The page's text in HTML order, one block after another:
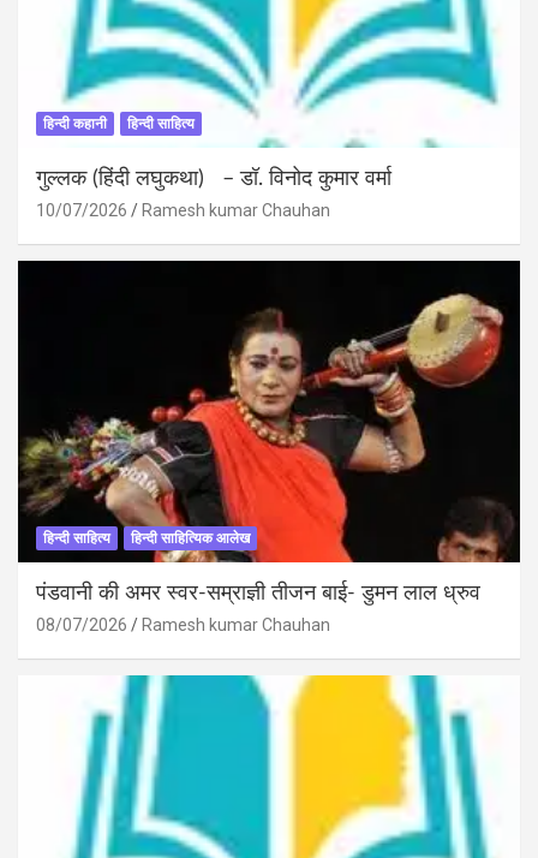
हिन्दी कहानी हिन्दी साहित्य
गुल्लक (हिंदी लघुकथा) – डॉ. विनोद कुमार वर्मा
10/07/2026 Ramesh kumar Chauhan
हिन्दी साहित्य हिन्दी साहित्यिक आलेख
पंडवानी की अमर स्वर-सम्राज्ञी तीजन बाई- डुमन लाल ध्रुव
08/07/2026 Ramesh kumar Chauhan